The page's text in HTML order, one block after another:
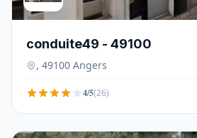
conduite49 - 49100
, 49100 Angers
4/5(26)